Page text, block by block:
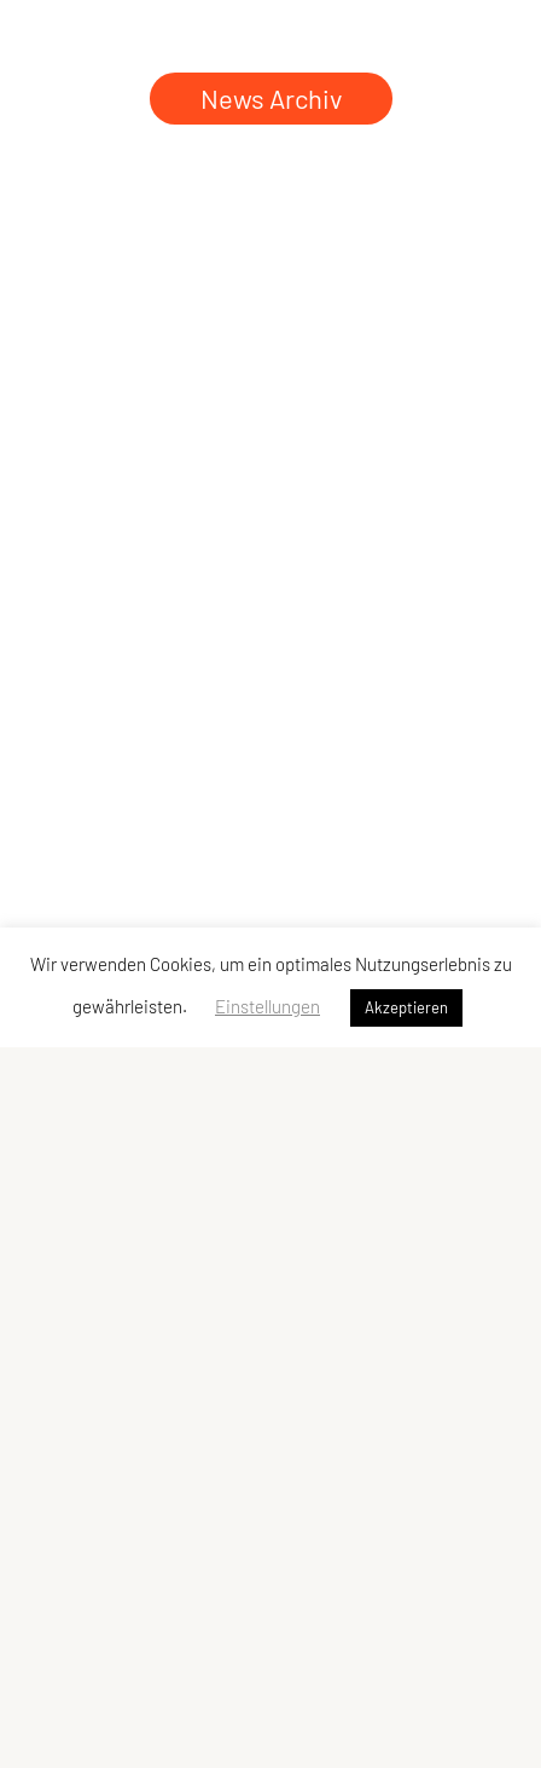
News Archiv
Wir verwenden Cookies, um ein optimales Nutzungserlebnis zu
gewährleisten.
Einstellungen Akzeptieren